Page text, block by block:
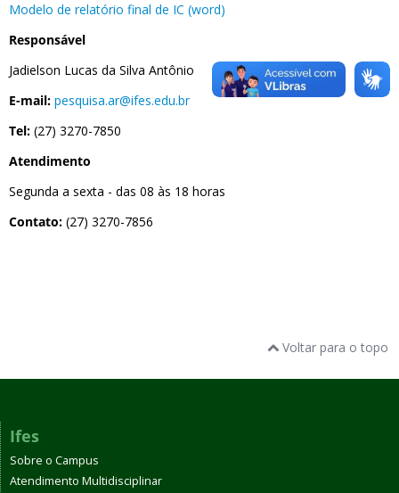
Modelo de relatório final de IC (word)
Responsável
Jadielson Lucas da Silva Antônio
E-mail: pesquisa.ar@ifes.edu.br
Tel: (27) 3270-7850
Atendimento
Segunda a sexta - das 08 às 18 horas
Contato: (27) 3270-7856
Voltar para o topo
Ifes
Sobre o Campus
Atendimento Multidisciplinar